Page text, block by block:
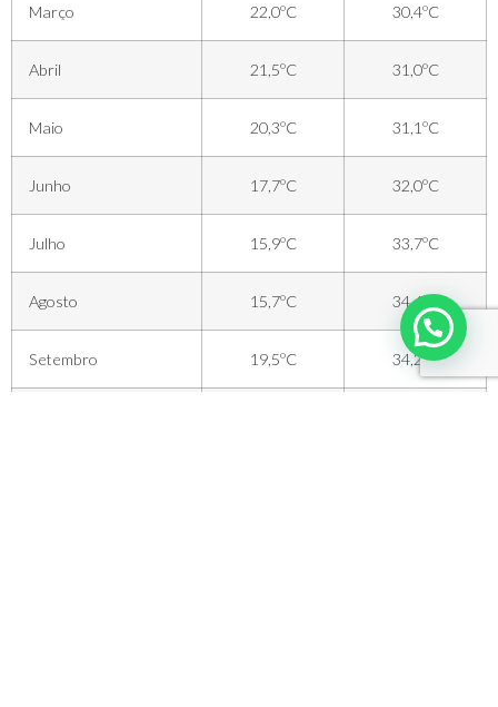
Março 22,0ºC 30,4ºC
Abril 21,5ºC 31,0ºC
Maio 20,3ºC 31,1ºC
Junho 17,7ºC 32,0ºC
Julho 15,9ºC 33,7ºC
Agosto 15,7ºC 34,6ºC
Setembro 19,5ºC 34,2ºC